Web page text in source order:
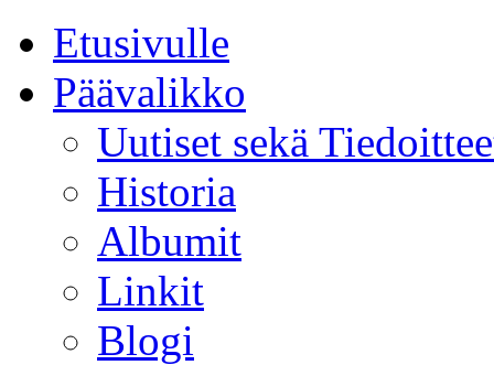
Etusivulle
Päävalikko
Uutiset sekä
Historia
Albumit
Linkit
Blogi